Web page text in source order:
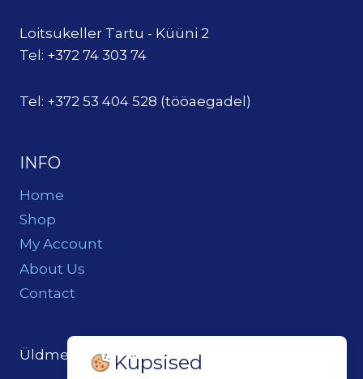
Loitsukeller Tartu - Küüni 2
Tel: +372 74 303 74
Tel: +372 53 404 528 (tööaegadel)
INFO
Home
Shop
My Account
About Us
Contact
Üldmeil: loits@loitsukeller.ee
Küpsised